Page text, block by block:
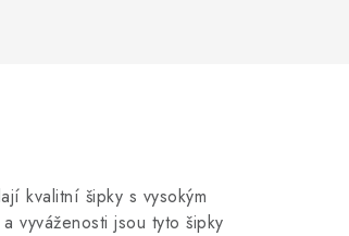
kvalitní šipky s vysokým
vyváženosti jsou tyto šipky